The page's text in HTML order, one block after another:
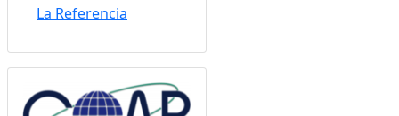
La Referencia